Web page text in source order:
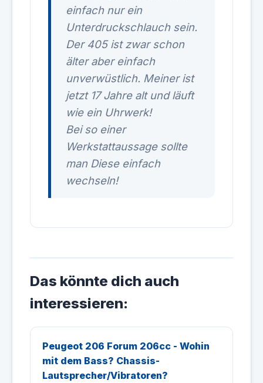
einfach nur ein
Unterdruckschlauch sein.
Der 405 ist zwar schon
älter aber einfach
unverwüstlich. Meiner ist
jetzt 17 Jahre alt und läuft
wie ein Uhrwerk!
Bei so einer
Werkstattaussage sollte
man Diese einfach
wechseln!
Das könnte dich auch
interessieren:
Peugeot 206 Forum 206cc - Wohin
mit dem Bass? Chassis-
Lautsprecher/Vibratoren?